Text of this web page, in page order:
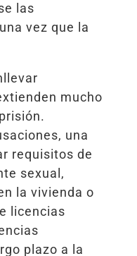
las
vez que la
mucho
una
requisitos de
sexual,
la vivienda o
licencias
plazo a la